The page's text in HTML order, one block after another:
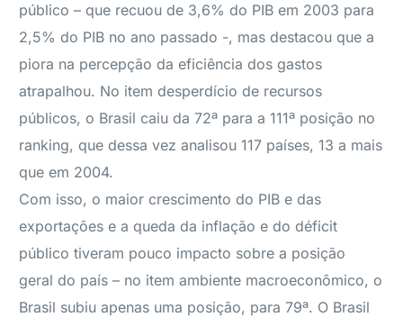
público – que recuou de 3,6% do PIB em 2003 para
2,5% do PIB no ano passado -, mas destacou que a
piora na percepção da eficiência dos gastos
atrapalhou. No item desperdício de recursos
públicos, o Brasil caiu da 72ª para a 111ª posição no
ranking, que dessa vez analisou 117 países, 13 a mais
que em 2004.
Com isso, o maior crescimento do PIB e das
exportações e a queda da inflação e do déficit
público tiveram pouco impacto sobre a posição
geral do país – no item ambiente macroeconômico, o
Brasil subiu apenas uma posição, para 79ª. O Brasil